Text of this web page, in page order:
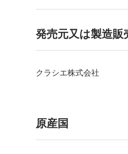
発売元又は製造販
クラシエ株式会社
原産国